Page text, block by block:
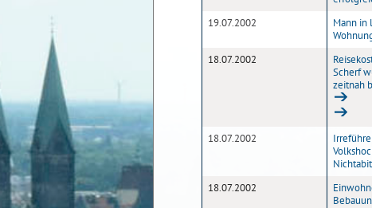
19.07.2002
Mann in
18.07.2002
Scherf
zeitnah
18.07.2002
18.07.2002